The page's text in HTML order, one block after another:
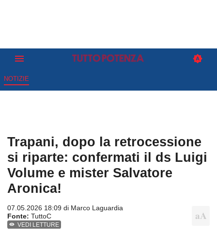
NOTIZIE
Trapani, dopo la retrocessione
si riparte: confermati il ds Luigi
Volume e mister Salvatore
Aronica!
07.05.2026 18:09 di Marco Laguardia
Fonte: TuttoC
VEDI LETTURE